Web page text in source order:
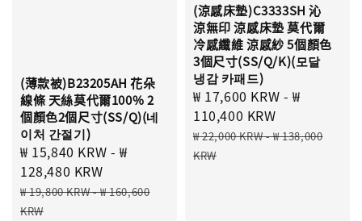
(薄款被)B23205AH 花朵
線條 天絲莫代爾100% 2
個顏色2個尺寸(SS/Q)(네
이처 간절기)
Sale
price
₩ 15,840 KRW -₩
128,480 KRW
Regular
price
₩ 19,800 KRW-₩ 160,600
KRW
(涼感床墊)C3333SH 沁
涼無印 涼感床墊 莫代爾
冷感纖維 涼感紗 5個顏色
3個尺寸(SS/Q/K)(모달
냉감 카패드)
Sale
price
₩ 17,600 KRW -₩
110,400 KRW
Regular
price
₩ 22,000 KRW-₩ 138,000
KRW